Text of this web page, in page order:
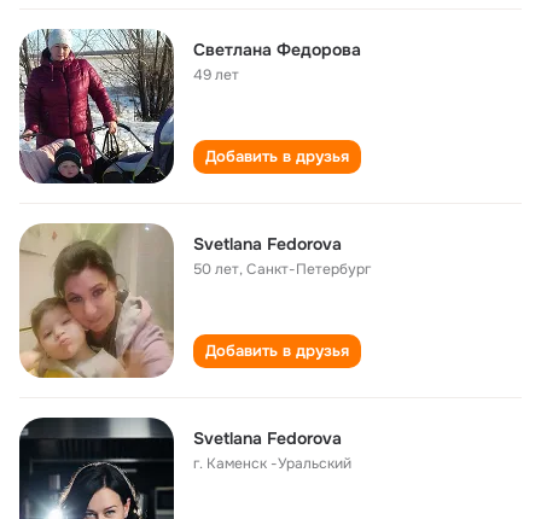
Светлана Федорова
49 лет
Добавить в друзья
Svetlana Fedorova
50 лет,Санкт-Петербург
Добавить в друзья
Svetlana Fedorova
г. Каменск -Уральский